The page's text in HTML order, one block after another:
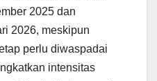
2025 dan
2026, meskipun
perlu diwaspadai
intensitas